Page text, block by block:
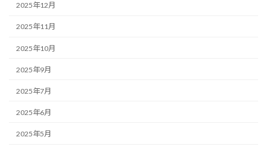
2025年12月
2025年11月
2025年10月
2025年9月
2025年7月
2025年6月
2025年5月